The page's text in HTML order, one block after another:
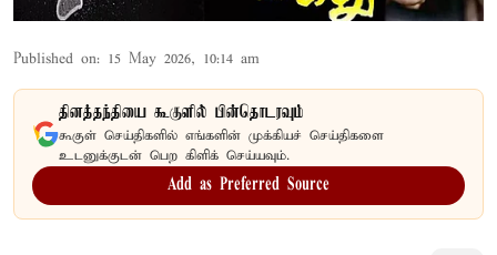
Published on: 15 May 2026, 10:14 am
தினத்தந்தியை கூகுளில் பின்தொடரவும்
கூகுள் செய்திகளில் எங்களின் முக்கியச் செய்திகளை
உடனுக்குடன் பெற கிளிக் செய்யவும்.
Add as Preferred Source